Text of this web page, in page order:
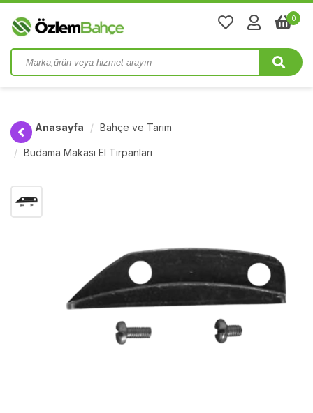
0
Anasayfa Bahçe ve Tarım
Budama Makası El Tırpanları